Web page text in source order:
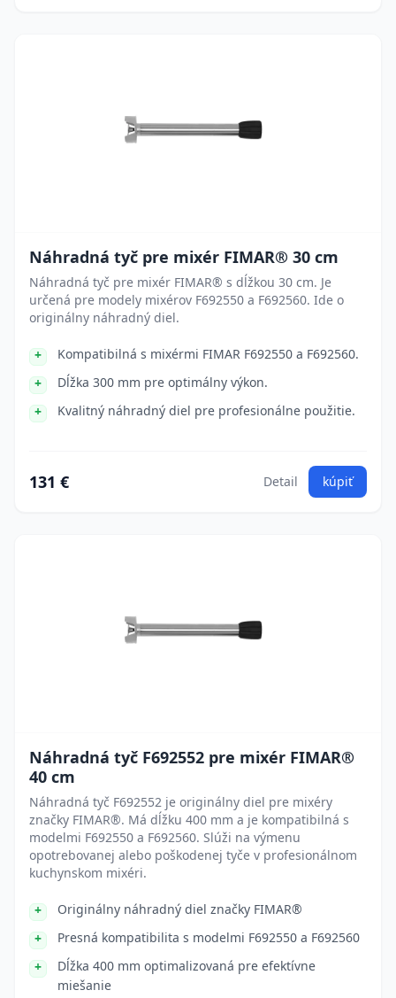
Náhradná tyč pre mixér FIMAR® 30 cm
Náhradná tyč pre mixér FIMAR® s dĺžkou 30 cm. Je
určená pre modely mixérov F692550 a F692560. Ide o
originálny náhradný diel.
Kompatibilná s mixérmi FIMAR F692550 a F692560.
Dĺžka 300 mm pre optimálny výkon.
Kvalitný náhradný diel pre profesionálne použitie.
131 € Detail kúpiť
Náhradná tyč F692552 pre mixér FIMAR®
40 cm
Náhradná tyč F692552 je originálny diel pre mixéry
značky FIMAR®. Má dĺžku 400 mm a je kompatibilná s
modelmi F692550 a F692560. Slúži na výmenu
opotrebovanej alebo poškodenej tyče v profesionálnom
kuchynskom mixéri.
Originálny náhradný diel značky FIMAR®
Presná kompatibilita s modelmi F692550 a F692560
Dĺžka 400 mm optimalizovaná pre efektívne
miešanie